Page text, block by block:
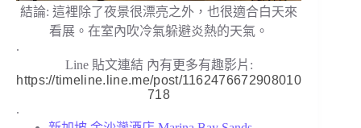
結論: 這裡除了夜景很漂亮之外，也很適合白天來
看展。在室內吹冷氣躲避炎熱的天氣。
.
Line 貼文連結 內有更多有趣影片:
https://timeline.line.me/post/1162476672908010
718
.